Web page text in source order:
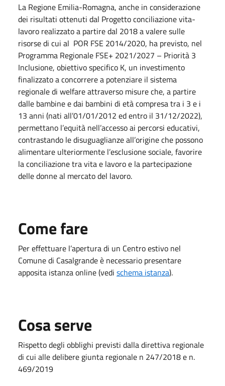
La Regione Emilia-Romagna, anche in considerazione
dei risultati ottenuti dal Progetto conciliazione vita-
lavoro realizzato a partire dal 2018 a valere sulle
risorse di cui al POR FSE 2014/2020, ha previsto, nel
Programma Regionale FSE+ 2021/2027 – Priorità 3
Inclusione, obiettivo specifico K, un investimento
finalizzato a concorrere a potenziare il sistema
regionale di welfare attraverso misure che, a partire
dalle bambine e dai bambini di età compresa tra i 3 e i
13 anni (nati all’01/01/2012 ed entro il 31/12/2022),
permettano l’equità nell’accesso ai percorsi educativi,
contrastando le disuguaglianze all’origine che possono
alimentare ulteriormente l’esclusione sociale, favorire
la conciliazione tra vita e lavoro e la partecipazione
delle donne al mercato del lavoro.
Come fare
Per effettuare l’apertura di un Centro estivo nel
Comune di Casalgrande è necessario presentare
apposita istanza online (vedi schema istanza).
Cosa serve
Rispetto degli obblighi previsti dalla direttiva regionale
di cui alle delibere giunta regionale n 247/2018 e n.
469/2019